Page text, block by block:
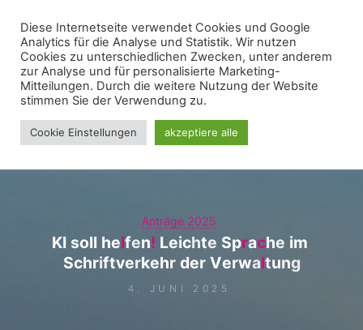
Inhalt
springen
WIR FÜR UNNA - FRAKTION
Anträge 2025
KI soll helfen! Leichte Sprache im
Schriftverkehr der Verwaltung
4. JUNI 2025
Diese Internetseite verwendet Cookies und Google
Analytics für die Analyse und Statistik. Wir nutzen
Cookies zu unterschiedlichen Zwecken, unter anderem
zur Analyse und für personalisierte Marketing-
Mitteilungen. Durch die weitere Nutzung der Website
stimmen Sie der Verwendung zu.
Cookie Einstellungen akzeptiere alle